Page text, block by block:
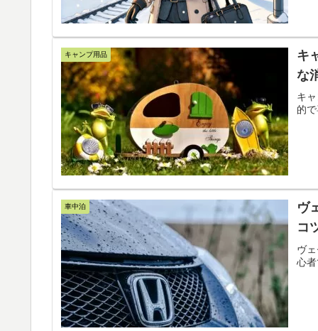
キャンプ用品
キ
な
キ
的
車中泊
ヴ
コ
ヴ
心